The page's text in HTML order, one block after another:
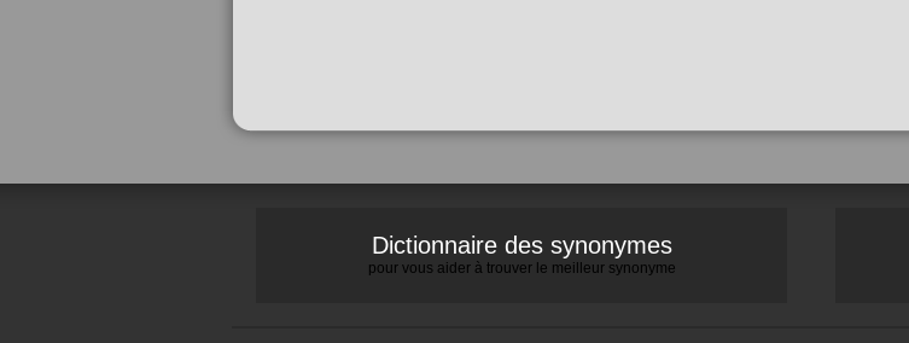
Dictionnaire des synonymes
pour vous aider à trouver le meilleur synonyme